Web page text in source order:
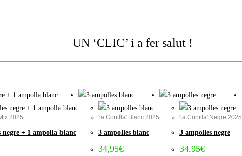
UN ‘CLIC’ i a fer salut !
2025
negre + 1 ampolla blanc
'la Conilla' Blanc 2025
3 ampolles blanc
34,95€
'la Conilla' Negre 2025
3 ampolles negre
34,95€